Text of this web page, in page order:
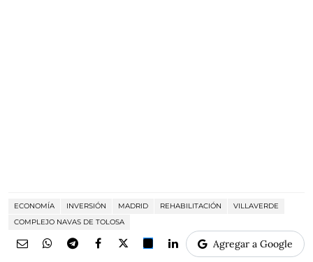
ECONOMÍA INVERSIÓN MADRID REHABILITACIÓN
VILLAVERDE
COMPLEJO NAVAS DE TOLOSA
Agregar a Google